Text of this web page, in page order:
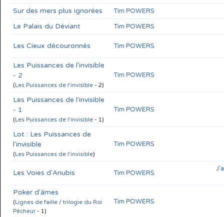
Sur des mers plus ignorées Tim POWERS
Le Palais du Déviant Tim POWERS
Les Cieux découronnés Tim POWERS
Les Puissances de l'invisible
- 2
(Les Puissances de l'invisible - 2)
Tim POWERS
Les Puissances de l'invisible
- 1
(Les Puissances de l'invisible - 1)
Tim POWERS
Lot : Les Puissances de
l'invisible
(Les Puissances de l'invisible)
Tim POWERS
Les Voies d'Anubis Tim POWERS
Poker d'âmes
(Lignes de faille / trilogie du Roi
Pêcheur- 1)
Tim POWERS